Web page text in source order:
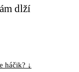
dlží
háčik? ↓